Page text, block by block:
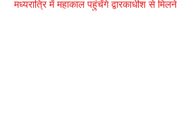
मध्यरात्रि में महाकाल पहुंचेंगे द्वारकाधीश से मिलने